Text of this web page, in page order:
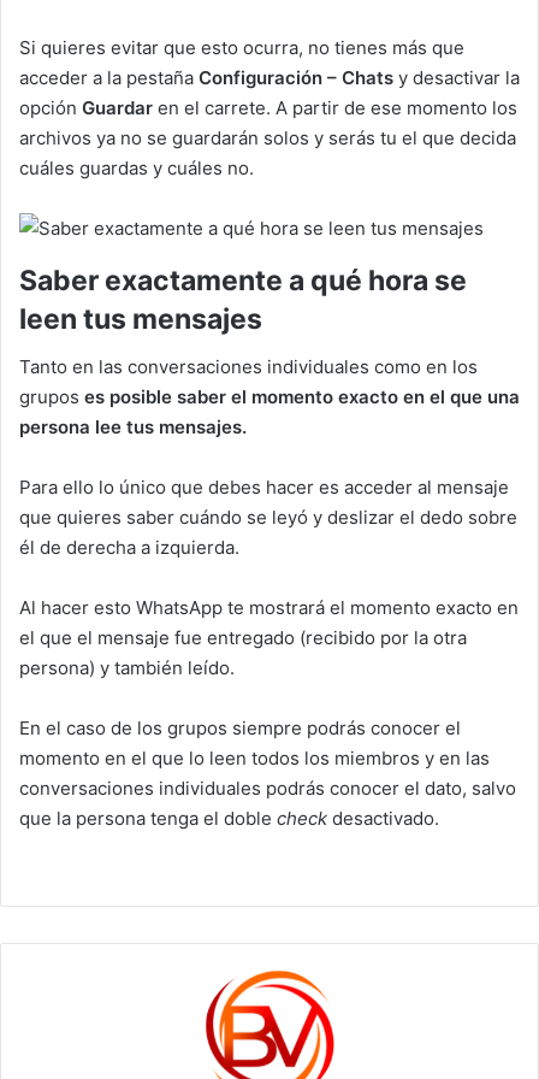
Si quieres evitar que esto ocurra, no tienes más que
acceder a la pestaña Configuración – Chats y desactivar la
opción Guardar en el carrete. A partir de ese momento los
archivos ya no se guardarán solos y serás tu el que decida
cuáles guardas y cuáles no.
Saber exactamente a qué hora se
leen tus mensajes
Tanto en las conversaciones individuales como en los
grupos es posible saber el momento exacto en el que una
persona lee tus mensajes.
Para ello lo único que debes hacer es acceder al mensaje
que quieres saber cuándo se leyó y deslizar el dedo sobre
él de derecha a izquierda.
Al hacer esto WhatsApp te mostrará el momento exacto en
el que el mensaje fue entregado (recibido por la otra
persona) y también leído.
En el caso de los grupos siempre podrás conocer el
momento en el que lo leen todos los miembros y en las
conversaciones individuales podrás conocer el dato, salvo
que la persona tenga el doble check desactivado.